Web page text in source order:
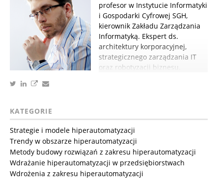
profesor w Instytucie Informatyki
i Gospodarki Cyfrowej SGH,
kierownik Zakładu Zarządzania
Informatyką. Ekspert ds.
architektury korporacyjnej,
strategicznego zarządzania IT
oraz robotyzacji biznesu.
KATEGORIE
Strategie i modele hiperautomatyzacji
Trendy w obszarze hiperautomatyzacji
Metody budowy rozwiązań z zakresu hiperautomatyzacji
Wdrażanie hiperautomatyzacji w przedsiębiorstwach
Wdrożenia z zakresu hiperautomatyzacji